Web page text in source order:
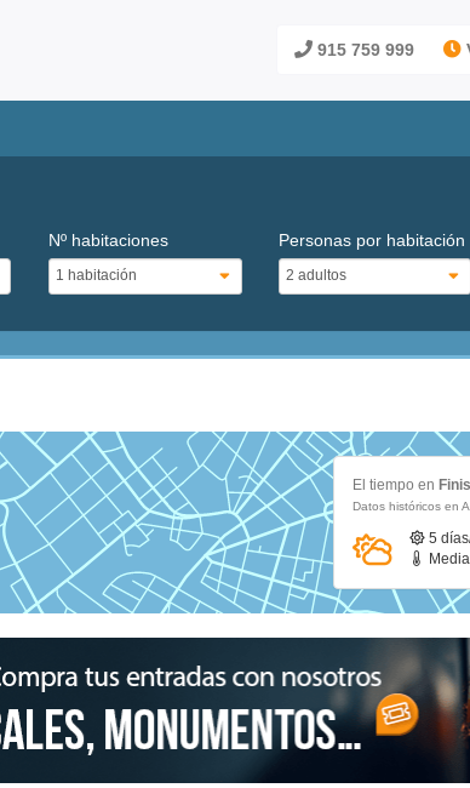
915 759 999
Nº habitaciones Personas por habitación
El tiempo en
Datos históricos en
5